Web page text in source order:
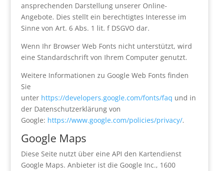
ansprechenden Darstellung unserer Online-
Angebote. Dies stellt ein berechtigtes Interesse im
Sinne von Art. 6 Abs. 1 lit. f DSGVO dar.
Wenn Ihr Browser Web Fonts nicht unterstützt, wird
eine Standardschrift von Ihrem Computer genutzt.
Weitere Informationen zu Google Web Fonts finden
Sie
unter https://developers.google.com/fonts/faq und in
der Datenschutzerklärung von
Google: https://www.google.com/policies/privacy/.
Google Maps
Diese Seite nutzt über eine API den Kartendienst
Google Maps. Anbieter ist die Google Inc., 1600